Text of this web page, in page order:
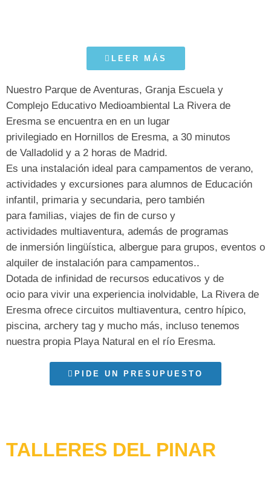
LEER MÁS
Nuestro Parque de Aventuras, Granja Escuela y
Complejo Educativo Medioambiental La Rivera de
Eresma se encuentra en en un lugar
privilegiado en Hornillos de Eresma, a 30 minutos
de Valladolid y a 2 horas de Madrid.
Es una instalación ideal para campamentos de verano,
actividades y excursiones para alumnos de Educación
infantil, primaria y secundaria, pero también
para familias, viajes de fin de curso y
actividades multiaventura, además de programas
de inmersión lingüística, albergue para grupos, eventos o
alquiler de instalación para campamentos..
Dotada de infinidad de recursos educativos y de
ocio para vivir una experiencia inolvidable, La Rivera de
Eresma ofrece circuitos multiaventura, centro hípico,
piscina, archery tag y mucho más, incluso tenemos
nuestra propia Playa Natural en el río Eresma.
PIDE UN PRESUPUESTO
TALLERES DEL PINAR